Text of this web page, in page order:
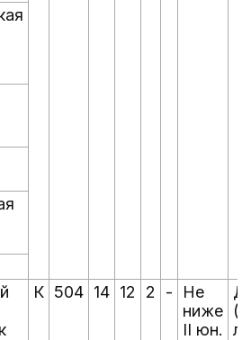
К 504 14 12 2 -
Не
ниже
II юн.